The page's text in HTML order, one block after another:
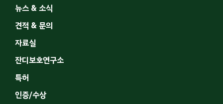
뉴스 & 소식
견적 & 문의
자료실
잔디보호연구소
특허
인증/수상